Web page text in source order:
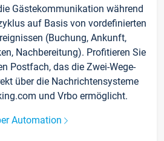
Gästekommunikation während
auf Basis von vordefinierten
(Buchung, Ankunft,
Nachbereitung). Profitieren Sie
Postfach, das die Zwei-Wege-
über die Nachrichtensysteme
und Vrbo ermöglicht.
Automation